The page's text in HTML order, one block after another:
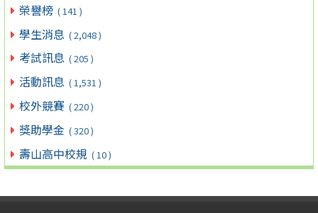
榮譽榜 ( 141 )
學生消息 ( 2,048 )
考試訊息 ( 205 )
活動訊息 ( 1,531 )
校外競賽 ( 220 )
獎助學金 ( 320 )
壽山高中校規 ( 10 )